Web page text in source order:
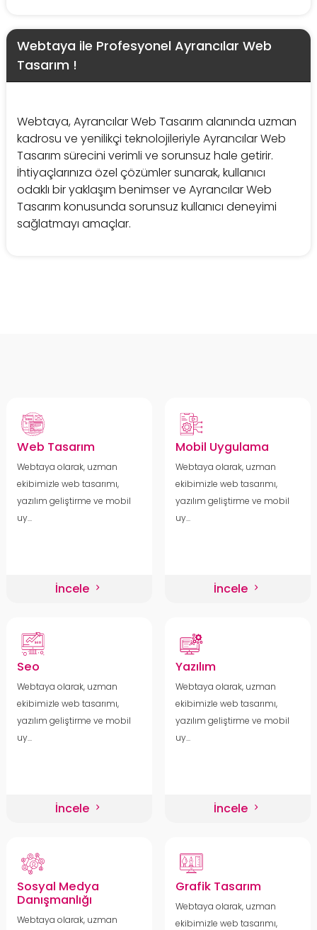
Webtaya ile Profesyonel Ayrancılar Web
Tasarım !
Webtaya, Ayrancılar Web Tasarım alanında uzman
kadrosu ve yenilikçi teknolojileriyle Ayrancılar Web
Tasarım sürecini verimli ve sorunsuz hale getirir.
İhtiyaçlarınıza özel çözümler sunarak, kullanıcı
odaklı bir yaklaşım benimser ve Ayrancılar Web
Tasarım konusunda sorunsuz kullanıcı deneyimi
sağlatmayı amaçlar.
Web Tasarım
Webtaya olarak, uzman
ekibimizle web tasarımı,
yazılım geliştirme ve mobil
uy...
İncele
Mobil Uygulama
Webtaya olarak, uzman
ekibimizle web tasarımı,
yazılım geliştirme ve mobil
uy...
İncele
Seo
Webtaya olarak, uzman
ekibimizle web tasarımı,
yazılım geliştirme ve mobil
uy...
İncele
Yazılım
Webtaya olarak, uzman
ekibimizle web tasarımı,
yazılım geliştirme ve mobil
uy...
İncele
Sosyal Medya
Danışmanlığı
Webtaya olarak, uzman
Grafik Tasarım
Webtaya olarak, uzman
ekibimizle web tasarımı,